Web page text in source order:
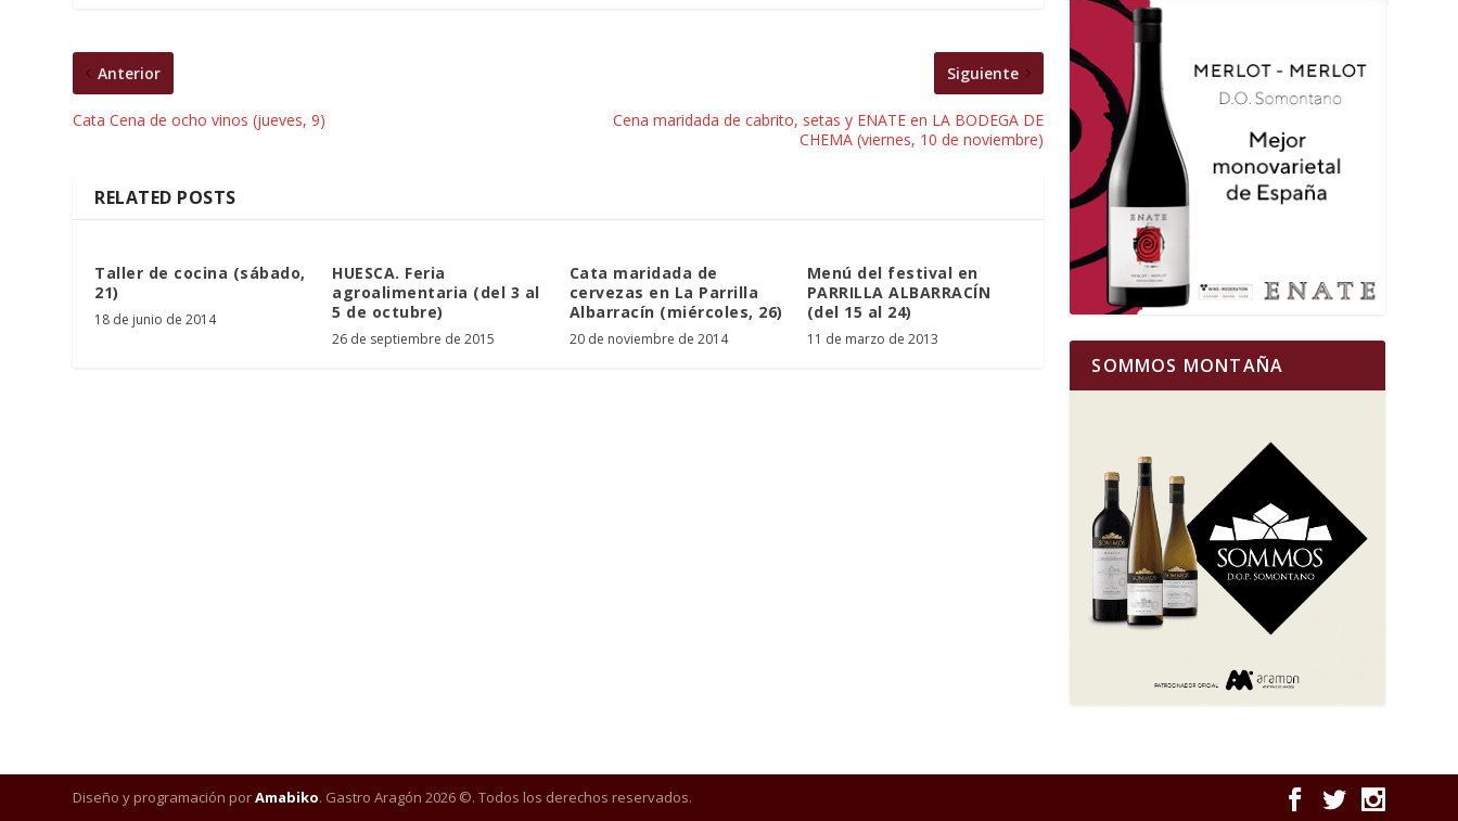
Anterior
Cata Cena de ocho vinos (jueves, 9)
Siguiente
Cena maridada de cabrito, setas y ENATE en LA BODEGA DE
CHEMA (viernes, 10 de noviembre)
RELATED POSTS
Taller de cocina (sábado,
21)
18 de junio de 2014
HUESCA. Feria
agroalimentaria (del 3 al
5 de octubre)
26 de septiembre de 2015
Cata maridada de
cervezas en La Parrilla
Albarracín (miércoles, 26)
20 de noviembre de 2014
Menú del festival en
PARRILLA ALBARRACÍN
(del 15 al 24)
11 de marzo de 2013
SOMMOS MONTAÑA
Diseño y programación porAmabiko. Gastro Aragón 2026 ©. Todos los derechos reservados.